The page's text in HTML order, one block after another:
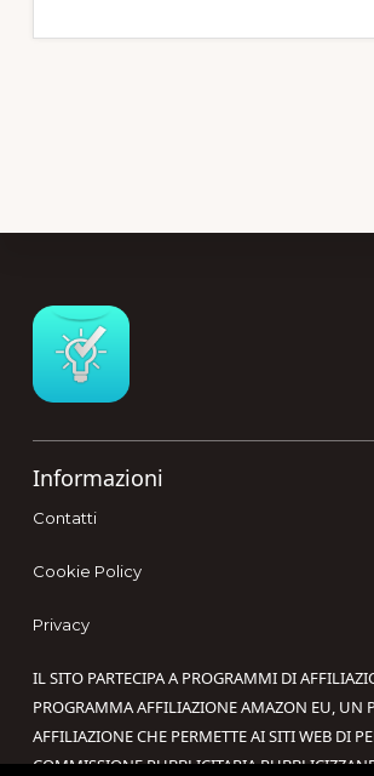
Informazioni
Contatti
Cookie Policy
Privacy
IL SITO PARTECIPA A PROGRAMMI DI
PROGRAMMA AFFILIAZIONE AMAZON EU, UN
AFFILIAZIONE CHE PERMETTE AI SITI WEB DI
COMMISSIONE PUBBLICITARIA